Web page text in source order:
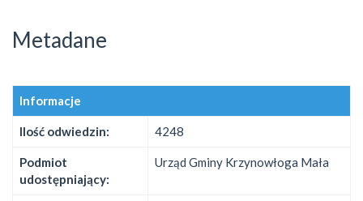
Metadane
Informacje
Ilość odwiedzin: 4248
Podmiot
udostępniający:
Urząd Gminy Krzynowłoga Mała